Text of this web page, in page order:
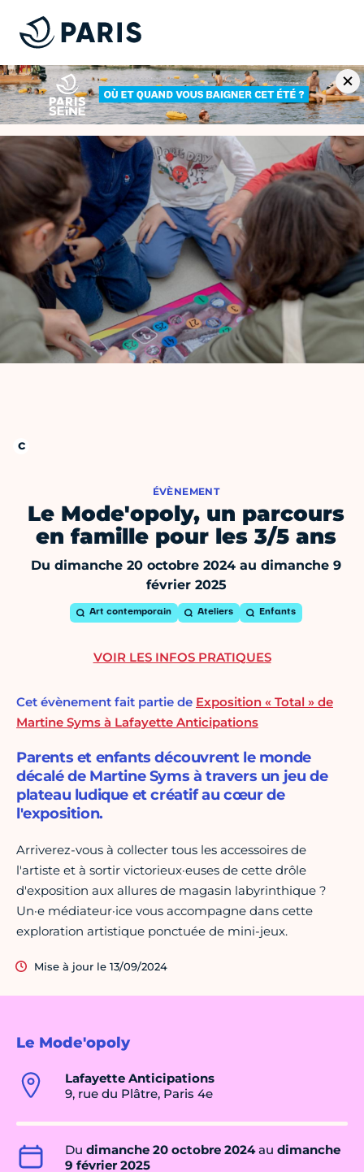
ÉVÈNEMENT
Le Mode'opoly, un parcours
en famille pour les 3/5 ans
Du dimanche 20 octobre 2024 au dimanche 9
février 2025
Art contemporain Ateliers Enfants
Le Mode'opoly
Lafayette Anticipations
9, rue du Plâtre, Paris 4e
Du dimanche 20 octobre 2024au dimanche
9 février 2025
Cet évènement fait partie de Exposition « Total » de
Martine Syms à Lafayette Anticipations
Parents et enfants découvrent le monde
décalé de Martine Syms à travers un jeu de
plateau ludique et créatif au cœur de
l'exposition.
Arriverez-vous à collecter tous les accessoires de
l'artiste et à sortir victorieux·euses de cette drôle
d'exposition aux allures de magasin labyrinthique ?
Un·e médiateur·ice vous accompagne dans cette
exploration artistique ponctuée de mini-jeux.
Mise à jour le 13/09/2024
VOIR LES INFOS PRATIQUES